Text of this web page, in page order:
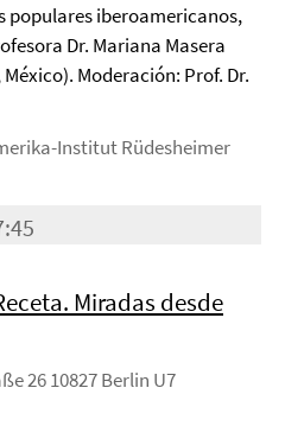
populares iberoamericanos,
Dr. Mariana Masera
Moderación: Prof. Dr.
Institut Rüdesheimer
Miradas desde
26 10827 Berlin U7